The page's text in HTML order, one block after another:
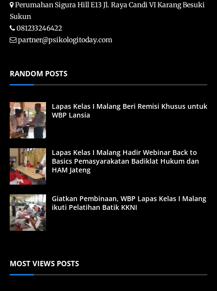
Perumahan Sigura Hill E13 Jl. Raya Candi VI Karang Besuki
Sukun
081233246422
partner@psikologitoday.com
RANDOM POSTS
Lapas Kelas I Malang Beri Remisi Khusus untuk
WBP Lansia
Lapas Kelas I Malang Hadir Webinar Back to
Basics Pemasyarakatan Badiklat Hukum dan
HAM Jateng
Giatkan Pembinaan, WBP Lapas Kelas I Malang
ikuti Pelatihan Batik KKNI
MOST VIEWS POSTS